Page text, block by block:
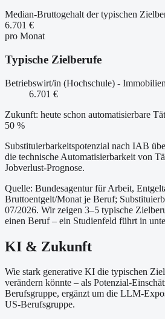
Median-Bruttogehalt der typischen
6.701 €
pro Monat
Typische Zielberufe
Betriebswirt/in (Hochschule) - Immobilien
6.701 €
Zukunft: heute schon automatisierbare
50 %
Substituierbarkeitspotenzial nach IAB
die technische Automatisierbarkeit von
Jobverlust-Prognose.
Quelle: Bundesagentur für Arbeit,
Bruttoentgelt/Monat je Beruf;
07/2026. Wir zeigen 3–5 typische
einen Beruf – ein Studienfeld führt in
KI & Zukunft
Wie stark generative KI die typischen
verändern könnte – als Potenzial-
Berufsgruppe, ergänzt um die LLM-
US-Berufsgruppe.